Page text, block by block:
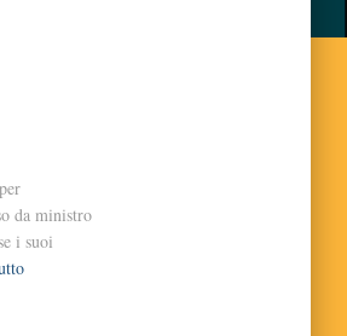
da ministro
i suoi